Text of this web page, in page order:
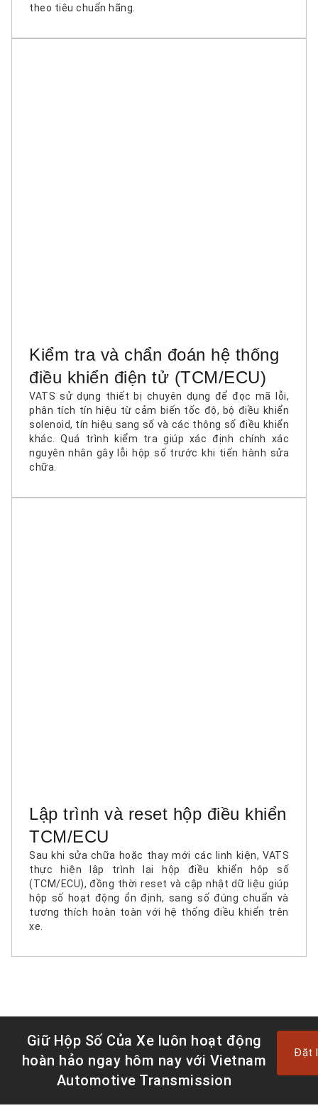
theo tiêu chuẩn hãng.
Kiểm tra và chẩn đoán hệ thống
điều khiển điện tử (TCM/ECU)
VATS sử dụng thiết bị chuyên dụng để đọc mã lỗi,
phân tích tín hiệu từ cảm biến tốc độ, bộ điều khiển
solenoid, tín hiệu sang số và các thông số điều khiển
khác. Quá trình kiểm tra giúp xác định chính xác
nguyên nhân gây lỗi hộp số trước khi tiến hành sửa
chữa.
Lập trình và reset hộp điều khiển
TCM/ECU
Sau khi sửa chữa hoặc thay mới các linh kiện, VATS
thực hiện lập trình lại hộp điều khiển hộp số
(TCM/ECU), đồng thời reset và cập nhật dữ liệu giúp
hộp số hoạt động ổn định, sang số đúng chuẩn và
tương thích hoàn toàn với hệ thống điều khiển trên
xe.
Giữ Hộp Số Của Xe luôn hoạt động
hoàn hảo ngay hôm nay với Vietnam
Automotive Transmission
Đặt